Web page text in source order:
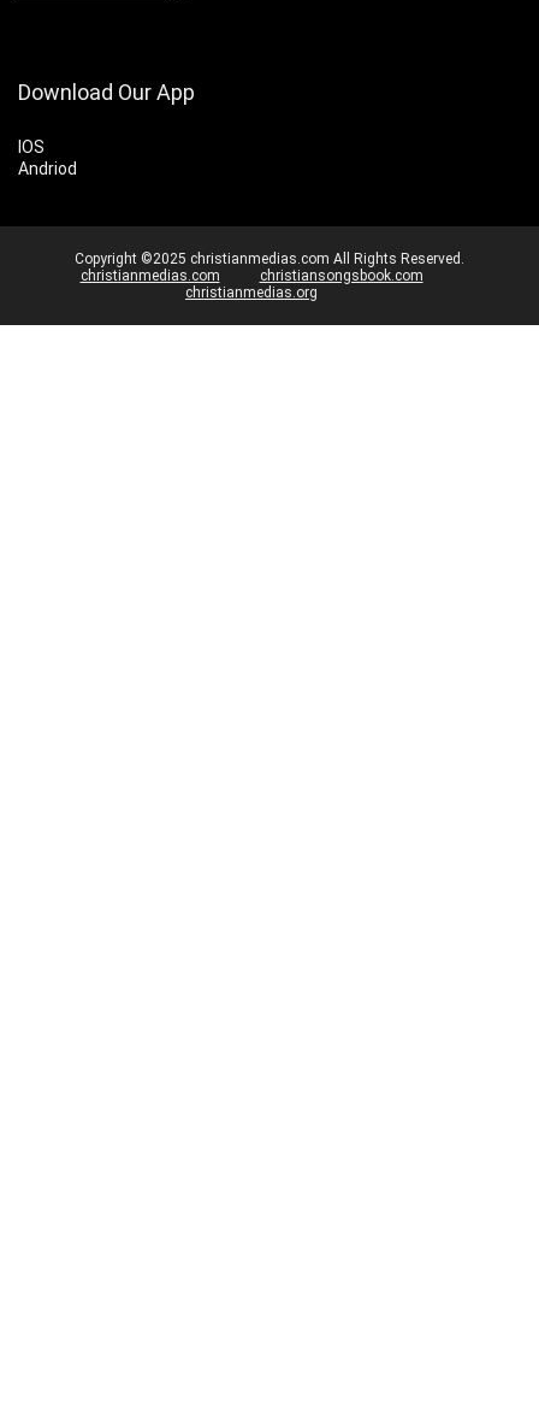
Download Our App
IOS
Andriod
Copyright ©2025 christianmedias.com All Rights Reserved.
christianmedias.com
christiansongsbook.com
christianmedias.org